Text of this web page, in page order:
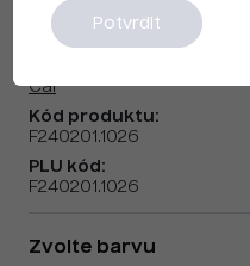
CAI F240201
Cai
Kód produktu:
F240201.1026
PLU kód:
F240201.1026
Zvolte barvu
Potvrdit